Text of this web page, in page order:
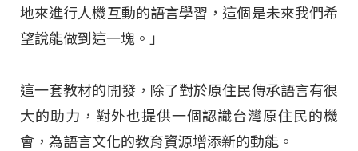
地來進行人機互動的語言學習，這個是未來我們希
望說能做到這一塊。」
這一套教材的開發，除了對於原住民傳承語言有很
大的助力，對外也提供一個認識台灣原住民的機
會，為語言文化的教育資源增添新的動能。